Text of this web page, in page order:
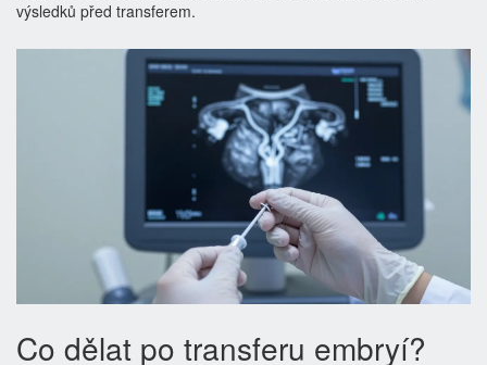
výsledků před transferem.
Co dělat po transferu embryí?